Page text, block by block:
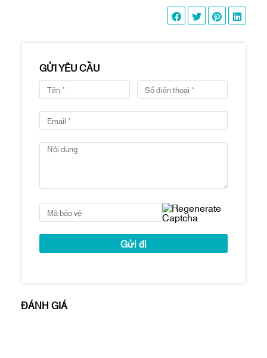
Hồ bơi nước ấm
Phòng tập thể dục
BBQ
Sân vườn
Hầm đậu xe hơi
Sảnh lễ tân
Tọa lạc tại trung tâm của bán đảo Thủ
Thiêm, Linden Residences có môi trường
sống thanh bình, yên tĩnh và nhiều cây
cho-thue/
GỬI YÊU CẦU
ĐÁNH GIÁ